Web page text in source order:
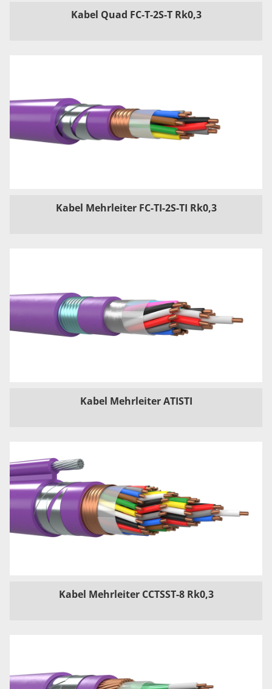
Kabel Quad FC-T-2S-T Rk0,3
Kabel Mehrleiter FC-TI-2S-TI Rk0,3
Kabel Mehrleiter ATISTI
Kabel Mehrleiter CCTSST-8 Rk0,3